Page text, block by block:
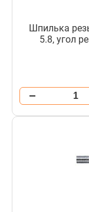
Шпилька
5.8, угол